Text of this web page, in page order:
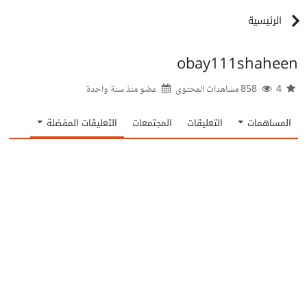
الرئيسية
obay111shaheen
عضو منذسنة واحدة
المساهمات التعليقات المجتمعات التعليقات المفضلة